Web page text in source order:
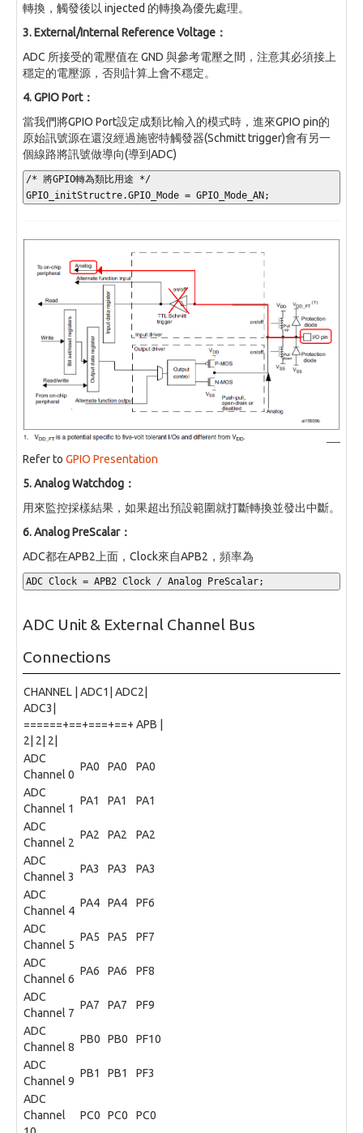
轉換，觸發後以 injected 的轉換為優先處理。
3. External/Internal Reference Voltage：
ADC 所接受的電壓值在 GND 與參考電壓之間，注意其必須接上
穩定的電壓源，否則計算上會不穩定。
4. GPIO Port：
當我們將GPIO Port設定成類比輸入的模式時，進來GPIO pin的
原始訊號源在還沒經過施密特觸發器(Schmitt trigger)會有另一
個線路將訊號做導向(導到ADC)
/* 將GPIO轉為類比用途 */
GPIO_initStructre.GPIO_Mode = GPIO_Mode_AN ;
Refer to GPIO Presentation
5. Analog Watchdog：
用來監控採樣結果，如果超出預設範圍就打斷轉換並發出中斷。
6. Analog PreScalar：
ADC都在APB2上面，Clock來自APB2，頻率為
ADC Clock = APB2 Clock / Analog PreScalar;
ADC Unit & External Channel Bus
Connections
CHANNEL | ADC1| ADC2|
ADC3|
======+==+===+==+ APB |
2| 2| 2|
ADC
Channel 0
PA0 PA0
PA0
ADC
Channel 1
PA1 PA1
PA1
ADC
Channel 2
PA2 PA2
PA2
ADC
Channel 3
PA3 PA3
PA3
ADC
Channel 4
PA4 PA4
PF6
ADC
Channel 5
PA5 PA5
PF7
ADC
Channel 6
PA6 PA6
PF8
ADC
Channel 7
PA7 PA7
PF9
ADC
Channel 8
PB0 PB0
PF10
ADC
Channel 9
PB1 PB1
PF3
ADC
Channel
PC0 PC0 PC0